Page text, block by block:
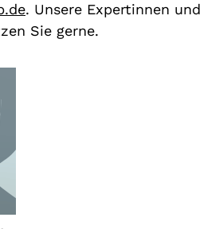
. Unsere Expertinnen und
Sie gerne.